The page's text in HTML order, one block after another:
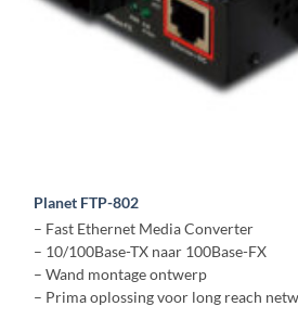
Planet FTP-802
– Fast Ethernet Media Converter
– 10/100Base-TX naar 100Base-FX
– Wand montage ontwerp
– Prima oplossing voor long reach